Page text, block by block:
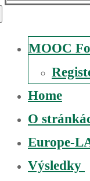
MOOC
Home
O
Europe-
Výsledky